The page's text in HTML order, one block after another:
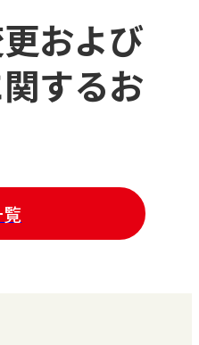
および
するお